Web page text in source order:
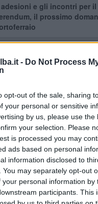
- Do Not Process
opt-out of the sale, sharing
your personal or sensitive
by us, please use the
your selection. Please
is processed you may
ads based on personal
information disclosed to
You may separately opt-out
your personal information by
participants. This
e gli incontri per
il prossimo
—Il comitato elbano per il
martedì 11 ottobre
comunale del
incontri e per illustrare
referendum che si terrà in
Miliani,la tesoriera
addetta alla
i nuovi membri:
Giuseppe Garbetta,
Casu, Carlo Pierini, Noemi